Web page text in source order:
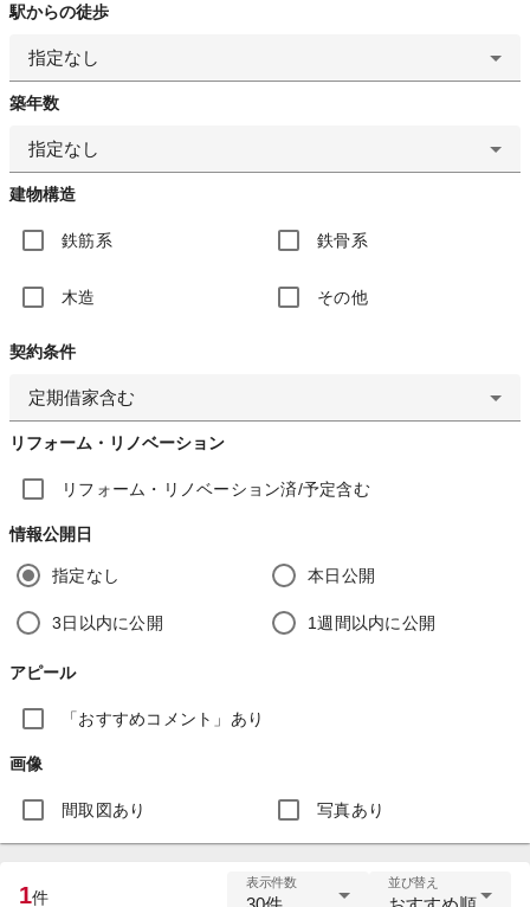
駅からの徒歩
指定なし
築年数
指定なし
建物構造
鉄筋系 鉄骨系
木造 その他
契約条件
定期借家含む
リフォーム・リノベーション
リフォーム・リノベーション済/予定含む
情報公開日
指定なし 本日公開
3日以内に公開 1週間以内に公開
アピール
「おすすめコメント」あり
画像
間取図あり 写真あり
1件
表示件数 並び替え